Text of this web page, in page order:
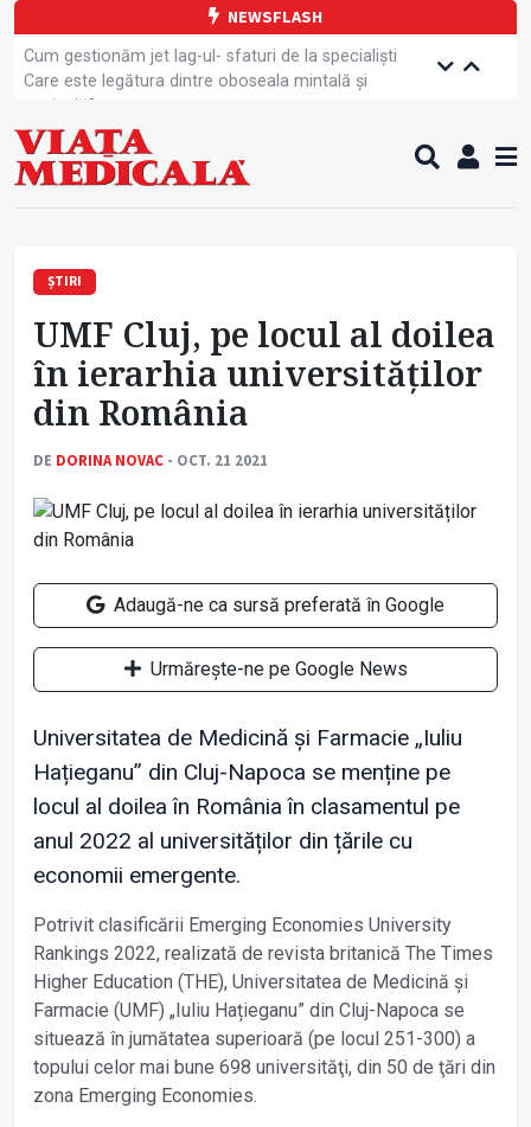
NEWSFLASH
Cum gestionăm jet lag-ul- sfaturi de la specialiști
Care este legătura dintre oboseala mintală și
caniculă?
Campanie de prevenție dedicată sportivelor
Un nou studiu pentru testarea unui vaccin împotriva
tulpinei Bundibugyo a virusului Ebola
sănătate
Demersuri pentru acces transfrontalier la date
Contractul cadru ar putea fi modificat
Comercializarea unor medicamente, blocată
temporar
ȘTIRI
UMF Cluj, pe locul al doilea
în ierarhia universităților
din România
DE DORINA NOVAC - OCT. 21 2021
Adaugă-ne ca sursă preferată în Google
Urmărește-ne pe Google News
Universitatea de Medicină și Farmacie „Iuliu
Hațieganu” din Cluj-Napoca se menține pe
locul al doilea în România în clasamentul pe
anul 2022 al universităților din țările cu
economii emergente.
Potrivit clasificării Emerging Economies University
Rankings 2022, realizată de revista britanică The Times
Higher Education (THE), Universitatea de Medicină și
Farmacie (UMF) „Iuliu Hațieganu” din Cluj-Napoca se
situează în jumătatea superioară (pe locul 251-300) a
topului celor mai bune 698 universităţi, din 50 de ţări din
zona Emerging Economies.